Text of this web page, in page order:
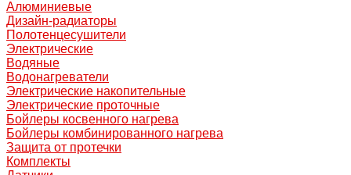
Алюминиевые
Дизайн-радиаторы
Полотенцесушители
Электрические
Водяные
Водонагреватели
Электрические накопительные
Электрические проточные
Бойлеры косвенного нагрева
Бойлеры комбинированного нагрева
Защита от протечки
Комплекты